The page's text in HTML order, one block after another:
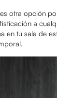
otra opción
a
en tu sala de